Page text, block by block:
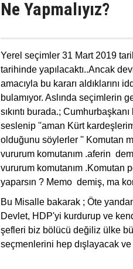
Ne Yapmalıyız?
Yerel seçimler 31 Mart 2019
tarihinde yapılacaktı..Ancak
amacıyla bu kararı aldıklarını
bulamıyor. Aslında seçimlerin
sıkıntı burada.;
seslenip ''aman Kürt
olduğunu söylerler '' Komutan
vururum komutanım .aferin
vururum komutanım .Komutan
yaparsın ? Memo demiş, ma
Bu Misalle bakarak ; Öte
Devlet, HDP'yi kurdurup ve
şefleri biz bölücü değiliz ülke
seçmenlerini hep dışlayacak ve